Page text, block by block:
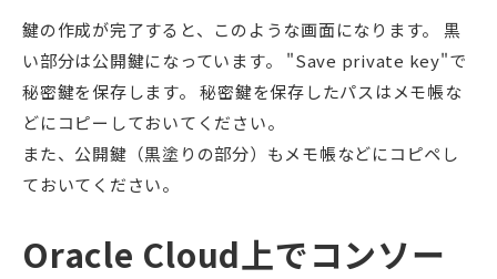
鍵の作成が完了すると、このような画面になります。 黒
い部分は公開鍵になっています。 "Save private key"で
秘密鍵を保存します。 秘密鍵を保存したパスはメモ帳な
どにコピーしておいてください。
また、公開鍵（黒塗りの部分）もメモ帳などにコピペし
ておいてください。
Oracle Cloud上でコンソー